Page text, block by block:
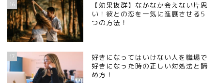
16
【効果抜群】なかなか会えない片思
い！彼との恋を一気に進展させる5
つの方法！
17
好きになってはいけない人を職場で
好きになった時の正しい対処法と諦
め方！